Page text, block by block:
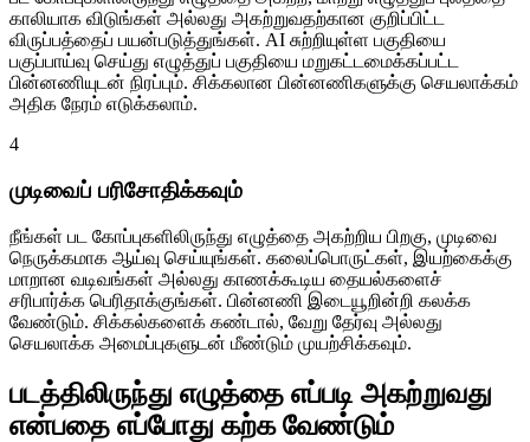
காலியாக விடுங்கள் அல்லது அகற்றுவதற்கான குறிப்பிட்ட
விருப்பத்தைப் பயன்படுத்துங்கள். AI சுற்றியுள்ள பகுதியை
பகுப்பாய்வு செய்து எழுத்துப் பகுதியை மறுகட்டமைக்கப்பட்ட
பின்னணியுடன் நிரப்பும். சிக்கலான பின்னணிகளுக்கு செயலாக்கம்
அதிக நேரம் எடுக்கலாம்.
4
முடிவைப் பரிசோதிக்கவும்
நீங்கள் பட கோப்புகளிலிருந்து எழுத்தை அகற்றிய பிறகு, முடிவை
நெருக்கமாக ஆய்வு செய்யுங்கள். கலைப்பொருட்கள், இயற்கைக்கு
மாறான வடிவங்கள் அல்லது காணக்கூடிய தையல்களைச்
சரிபார்க்க பெரிதாக்குங்கள். பின்னணி இடையூறின்றி கலக்க
வேண்டும். சிக்கல்களைக் கண்டால், வேறு தேர்வு அல்லது
செயலாக்க அமைப்புகளுடன் மீண்டும் முயற்சிக்கவும்.
படத்திலிருந்து எழுத்தை எப்படி அகற்றுவது
என்பதை எப்போது கற்க வேண்டும்